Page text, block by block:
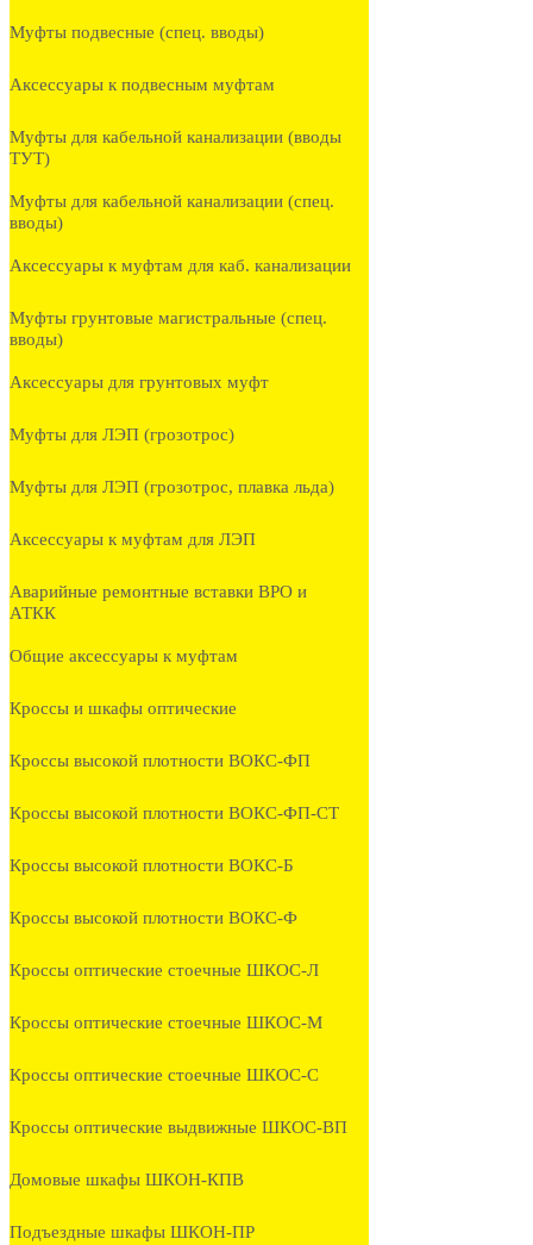
Муфты подвесные (спец. вводы)
Аксессуары к подвесным муфтам
Муфты для кабельной канализации (вводы
ТУТ)
Муфты для кабельной канализации (спец.
вводы)
Аксессуары к муфтам для каб. канализации
Муфты грунтовые магистральные (спец.
вводы)
Аксессуары для грунтовых муфт
Муфты для ЛЭП (грозотрос)
Муфты для ЛЭП (грозотрос, плавка льда)
Аксессуары к муфтам для ЛЭП
Аварийные ремонтные вставки ВРО и
АТКК
Общие аксессуары к муфтам
Кроссы и шкафы оптические
Кроссы высокой плотности ВОКС-ФП
Кроссы высокой плотности ВОКС-ФП-СТ
Кроссы высокой плотности ВОКС-Б
Кроссы высокой плотности ВОКС-Ф
Кроссы оптические стоечные ШКОС-Л
Кроссы оптические стоечные ШКОС-М
Кроссы оптические стоечные ШКОС-С
Кроссы оптические выдвижные ШКОС-ВП
Домовые шкафы ШКОН-КПВ
Подъездные шкафы ШКОН-ПР